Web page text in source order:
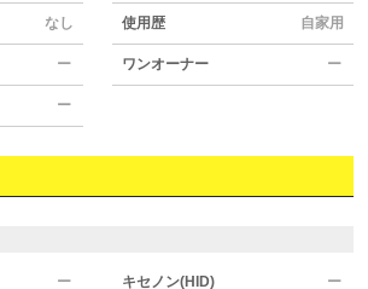
なし 使用歴 自家用
ー ワンオーナー ー
ー
ー キセノン(HID) ー